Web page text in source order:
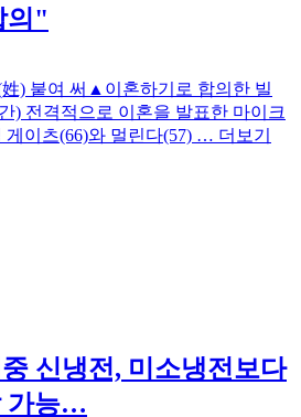
의"
) 붙여 써▲이혼하기로 합의한 빌
) 전격적으로 이혼을 발표한 마이크
게이츠(66)와 멀린다(57) … 더보기
신냉전, 미소냉전보다
가능…